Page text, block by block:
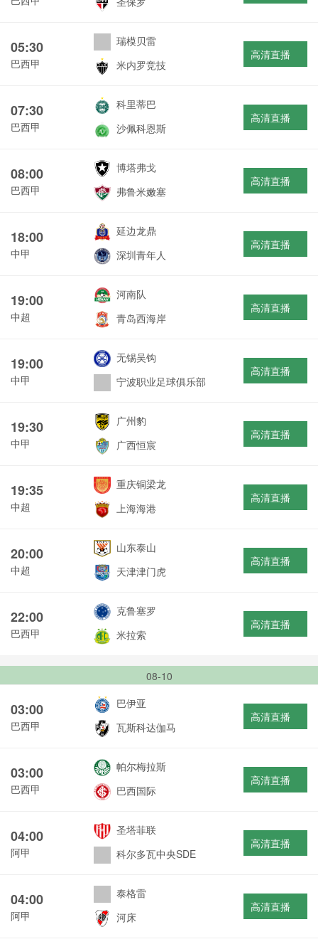
05:30
巴西甲
瑞模贝雷
米内罗竞技
高清直播
07:30
巴西甲
科里蒂巴
沙佩科恩斯
高清直播
08:00
巴西甲
博塔弗戈
弗鲁米嫩塞
高清直播
18:00
中甲
延边龙鼎
深圳青年人
高清直播
19:00
中超
河南队
青岛西海岸
高清直播
19:00
中甲
无锡吴钩
宁波职业足球俱乐部
高清直播
19:30
中甲
广州豹
广西恒宸
高清直播
19:35
中超
重庆铜梁龙
上海海港
高清直播
20:00
中超
山东泰山
天津津门虎
高清直播
22:00
巴西甲
克鲁塞罗
米拉索
高清直播
08-10
03:00
巴西甲
巴伊亚
瓦斯科达伽马
高清直播
03:00
巴西甲
帕尔梅拉斯
巴西国际
高清直播
04:00
阿甲
圣塔菲联
科尔多瓦中央SDE
高清直播
04:00
阿甲
泰格雷
河床
高清直播